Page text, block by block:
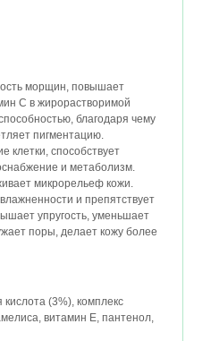
морщин, повышает
С в жирорастворимой
благодаря чему
пигментацию.
клетки, способствует
и метаболизм.
микрорельеф кожи.
и препятствует
упругость, уменьшает
поры, делает кожу более
(3%), комплекс
витамин Е, пантенол,